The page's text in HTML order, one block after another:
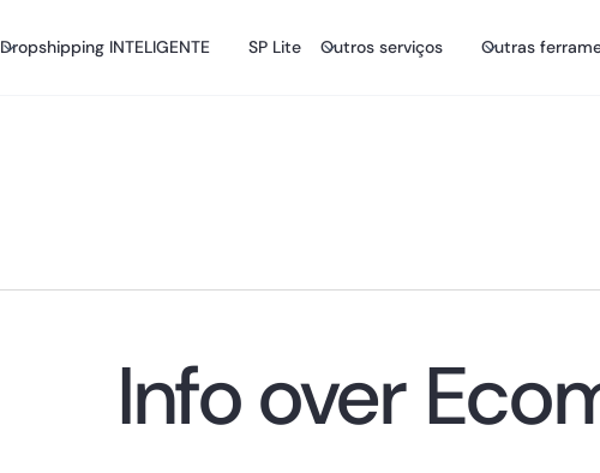
Dropshipping INTELIGENTE SP Lite Outros serviços Outras
Info over